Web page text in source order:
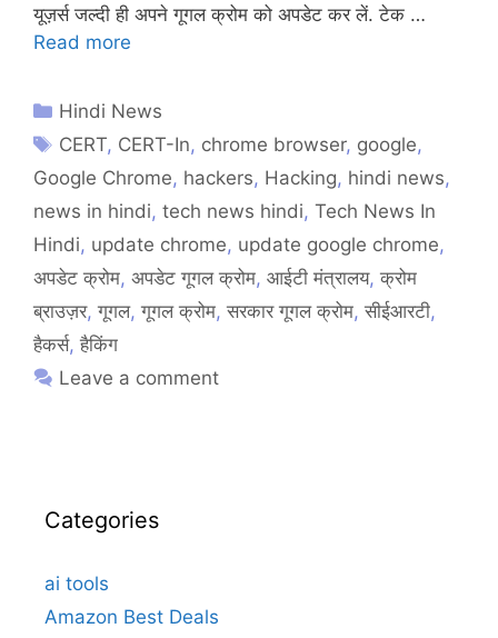
यूज़र्स जल्दी ही अपने गूगल क्रोम को अपडेट कर लें. टेक …
Read more
Hindi News
CERT, CERT-In, chrome browser, google,
Google Chrome, hackers, Hacking, hindi news,
news in hindi, tech news hindi, Tech News In
Hindi, update chrome, update google chrome,
अपडेट क्रोम, अपडेट गूगल क्रोम, आईटी मंत्रालय, क्रोम
ब्राउज़र, गूगल, गूगल क्रोम, सरकार गूगल क्रोम, सीईआरटी,
हैकर्स, हैकिंग
Leave a comment
Categories
ai tools
Amazon Best Deals